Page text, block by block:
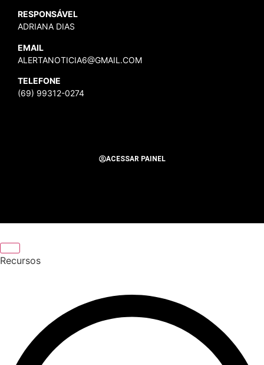
RESPONSÁVEL
ADRIANA DIAS
EMAIL
ALERTANOTICIA6@GMAIL.COM
TELEFONE
(69) 99312-0274
ACESSAR PAINEL
Recursos